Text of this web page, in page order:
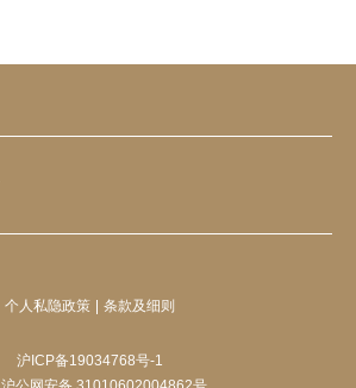
个人私隐政策 条款及细则
沪ICP备19034768号-1